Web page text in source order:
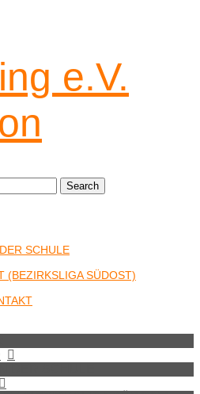
e.V.
Search
SCHULE
(BEZIRKSLIGA SÜDOST)